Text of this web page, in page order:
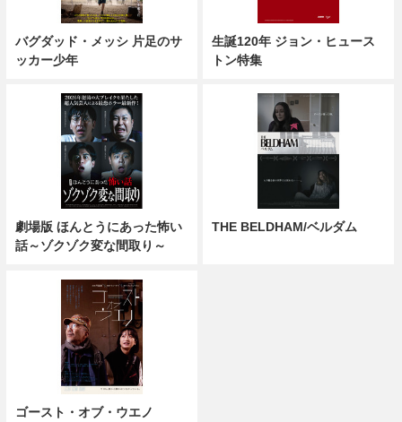
バグダッド・メッシ 片足のサ
ッカー少年
生誕120年 ジョン・ヒュース
トン特集
劇場版 ほんとうにあった怖い
話～ゾクゾク変な間取り～
THE BELDHAM/ベルダム
ゴースト・オブ・ウエノ